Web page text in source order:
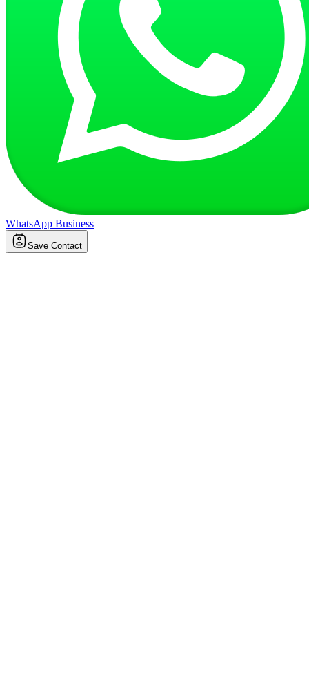
WhatsApp Business
Save Contact